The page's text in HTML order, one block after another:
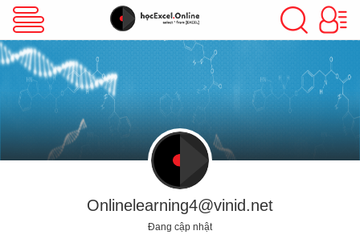
VBA Excel
Excel Cơ Bản
Excel Nâng Cao
Onlinelearning4@vinid.net
Đang cập nhật